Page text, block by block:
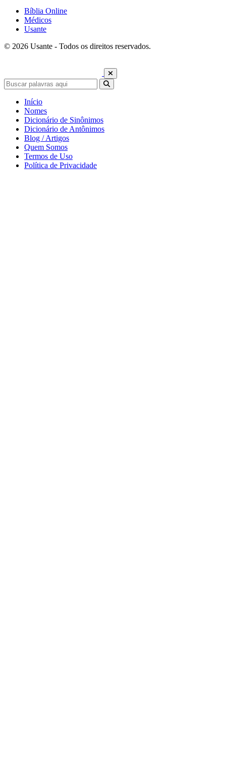
Bíblia Online
Médicos
Usante
© 2026 Usante - Todos os direitos reservados.
Início
Nomes
Dicionário de Sinônimos
Dicionário de Antônimos
Blog / Artigos
Quem Somos
Termos de Uso
Política de Privacidade